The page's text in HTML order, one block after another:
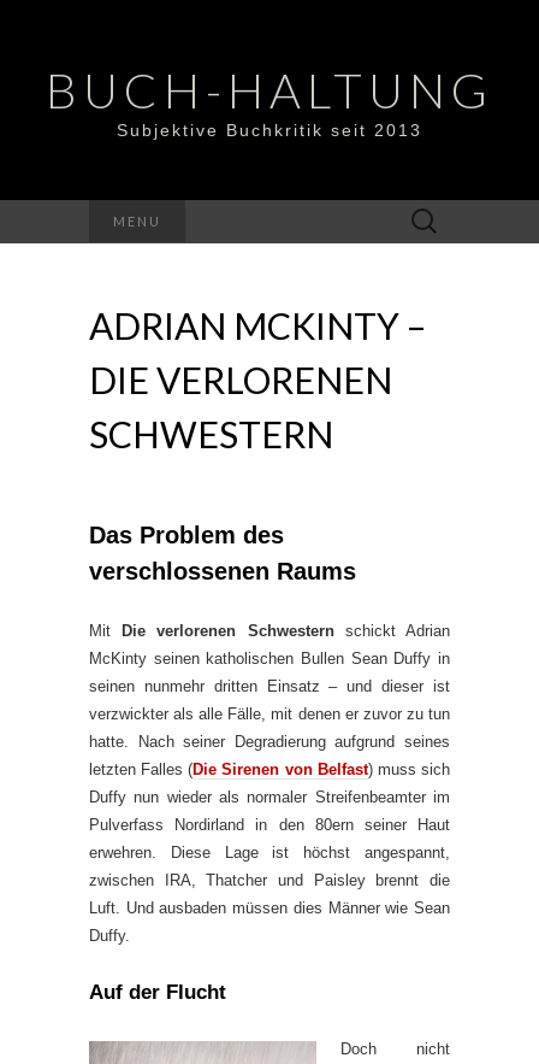
BUCH-HALTUNG
Subjektive Buchkritik seit 2013
MENU
Suchen
nach:
ADRIAN MCKINTY –
DIE VERLORENEN
SCHWESTERN
Das Problem des
verschlossenen Raums
Mit Die verlorenen Schwesternschickt Adrian
McKinty seinen katholischen Bullen Sean Duffy in
seinen nunmehr dritten Einsatz – und dieser ist
verzwickter als alle Fälle, mit denen er zuvor zu tun
hatte. Nach seiner Degradierung aufgrund seines
letzten Falles (Die Sirenen von Belfast) muss sich
Duffy nun wieder als normaler Streifenbeamter im
Pulverfass Nordirland in den 80ern seiner Haut
erwehren. Diese Lage ist höchst angespannt,
zwischen IRA, Thatcher und Paisley brennt die
Luft. Und ausbaden müssen dies Männer wie Sean
Duffy.
Auf der Flucht
Doch nicht